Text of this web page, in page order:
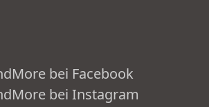
bei Facebook
bei Instagram